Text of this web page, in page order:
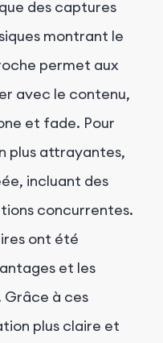
des captures
montrant le
permet aux
avec le contenu,
et fade. Pour
plus attrayantes,
incluant des
concurrentes.
ont été
et les
Grâce à ces
plus claire et